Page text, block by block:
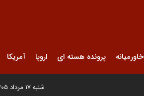
خاورمیانه پرونده هسته ای اروپا آمریکا
شنبه ۱۷ مرداد ۱۴۰۵